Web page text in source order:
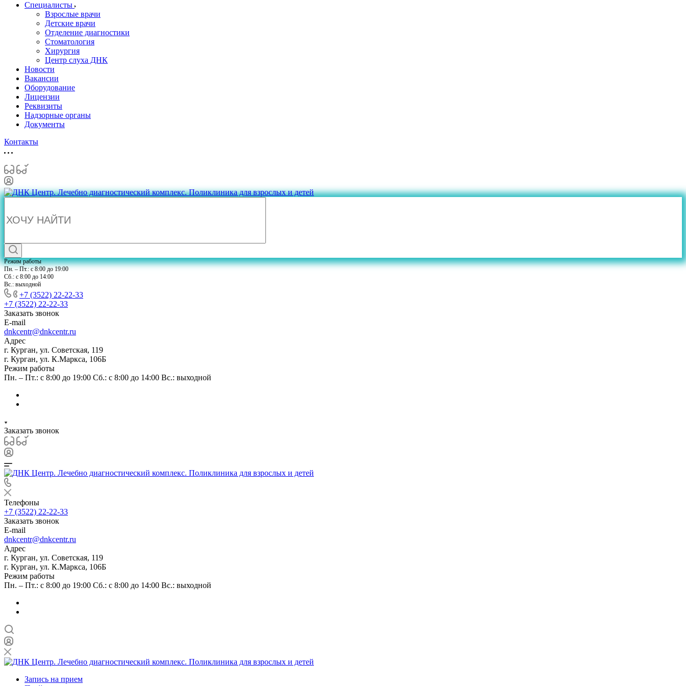
Специалисты
Взрослые врачи
Детские врачи
Отделение диагностики
Стоматология
Хирургия
Центр слуха ДНК
Новости
Вакансии
Оборудование
Лицензии
Реквизиты
Надзорные органы
Документы
Контакты
Режим работы
Пн. – Пт.: с 8:00 до 19:00
Сб.: с 8:00 до 14:00
Вс.: выходной
+7 (3522) 22-22-33
+7 (3522) 22-22-33
Заказать звонок
E-mail
dnkcentr@dnkcentr.ru
Адрес
г. Курган, ул. Советская, 119
г. Курган, ул. К.Маркса, 106Б
Режим работы
Пн. – Пт.: с 8:00 до 19:00 Сб.: с 8:00 до 14:00 Вс.: выходной
Заказать звонок
Телефоны
+7 (3522) 22-22-33
Заказать звонок
E-mail
dnkcentr@dnkcentr.ru
Адрес
г. Курган, ул. Советская, 119
г. Курган, ул. К.Маркса, 106Б
Режим работы
Пн. – Пт.: с 8:00 до 19:00 Сб.: с 8:00 до 14:00 Вс.: выходной
Запись на прием